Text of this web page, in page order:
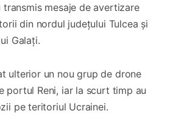
transmis mesaje de avertizare
din nordul județului Tulcea și
Galați.
ulterior un nou grup de drone
portul Reni, iar la scurt timp au
pe teritoriul Ucrainei.